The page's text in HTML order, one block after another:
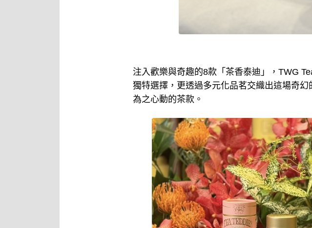
注入歡樂與奇趣的8款「茶香泰迪」，TWG
獨特選擇，更透過多元化品茗交織出這場奇
為之心動的茶款。